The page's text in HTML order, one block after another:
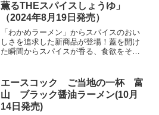
薫るTHEスパイスしょうゆ」
（2024年8月19日発売）
「わかめラーメン」からスパイスのおい
しさを追求した新商品が登場！蓋を開け
た瞬間からスパイスが香る、食欲をそそ
めんのおいしさを引き立たせました。い
りこや鰹のだしにオイスタ...
エースコック ご当地の一杯 富
山 ブラック醤油ラーメン(10月
14日発売)